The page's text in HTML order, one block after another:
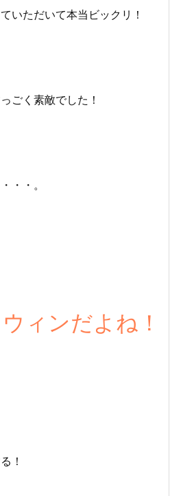
いただいて本当ビックリ！
ごく素敵でした！
・・。
ィンだよね！
！